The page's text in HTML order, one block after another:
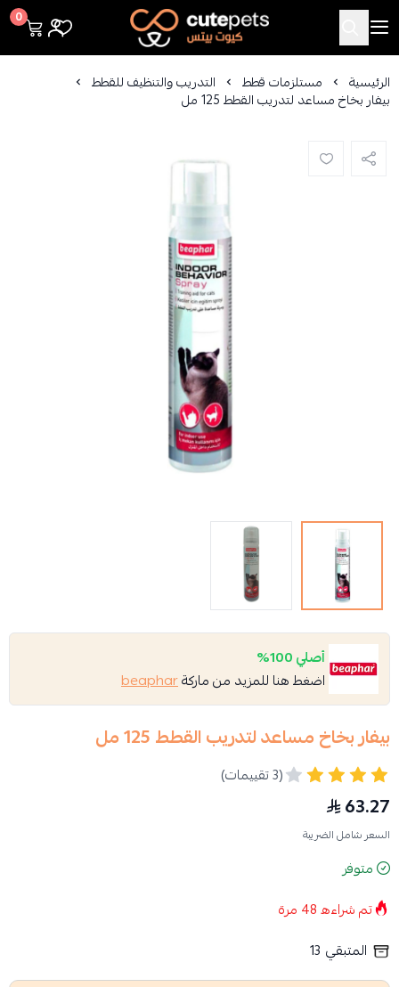
Cutepets
0
الرئيسية مستلزمات قطط التدريب والتنظيف للقطط
بيفار بخاخ مساعد لتدريب القطط 125 مل
أصلي 100%
اضغط هنا للمزيد من ماركةbeaphar
بيفار بخاخ مساعد لتدريب القطط 125 مل
(3 تقييمات)
63.27
السعر شامل الضريبة
متوفر
تم شراءه48 مرة
المتبقي 13